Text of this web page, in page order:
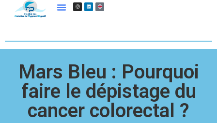
Mars Bleu : Pourquoi
faire le dépistage du
cancer colorectal ?